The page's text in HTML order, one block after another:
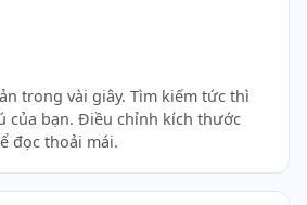
trong vài giây. Tìm kiếm tức thì
của bạn. Điều chỉnh kích thước
đọc thoải mái.